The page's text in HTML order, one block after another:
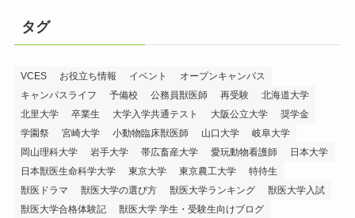
タグ
VCES お役立ち情報 イベント
オープンキャンパス
キャンパスライフ
予備校 公務員獣医師 再受験
北海道大学
北里大学
卒業生 大学入学共通テスト 大阪公立大学
奨学金
学園祭
宮崎大学 小動物臨床獣医師 山口大学
岐阜大学
岡山理科大学
岩手大学 帯広畜産大学 愛玩動物看護師
日本大学
日本獣医生命科学大学
東京大学 東京農工大学
特待生
獣医ドラマ
獣医大学の選び方 獣医大学ランキング
獣医大学入試
獣医大学合格体験記
獣医大学 学生・受験生向けブログ